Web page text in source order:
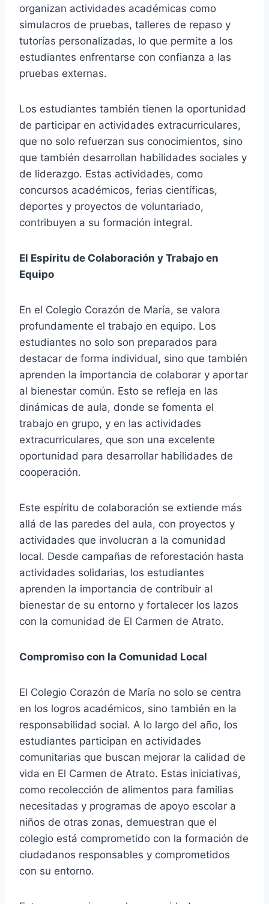
organizan actividades académicas como
simulacros de pruebas, talleres de repaso y
tutorías personalizadas, lo que permite a los
estudiantes enfrentarse con confianza a las
pruebas externas.
Los estudiantes también tienen la oportunidad
de participar en actividades extracurriculares,
que no solo refuerzan sus conocimientos, sino
que también desarrollan habilidades sociales y
de liderazgo. Estas actividades, como
concursos académicos, ferias científicas,
deportes y proyectos de voluntariado,
contribuyen a su formación integral.
El Espíritu de Colaboración y Trabajo en
Equipo
En el Colegio Corazón de María, se valora
profundamente el trabajo en equipo. Los
estudiantes no solo son preparados para
destacar de forma individual, sino que también
aprenden la importancia de colaborar y aportar
al bienestar común. Esto se refleja en las
dinámicas de aula, donde se fomenta el
trabajo en grupo, y en las actividades
extracurriculares, que son una excelente
oportunidad para desarrollar habilidades de
cooperación.
Este espíritu de colaboración se extiende más
allá de las paredes del aula, con proyectos y
actividades que involucran a la comunidad
local. Desde campañas de reforestación hasta
actividades solidarias, los estudiantes
aprenden la importancia de contribuir al
bienestar de su entorno y fortalecer los lazos
con la comunidad de El Carmen de Atrato.
Compromiso con la Comunidad Local
El Colegio Corazón de María no solo se centra
en los logros académicos, sino también en la
responsabilidad social. A lo largo del año, los
estudiantes participan en actividades
comunitarias que buscan mejorar la calidad de
vida en El Carmen de Atrato. Estas iniciativas,
como recolección de alimentos para familias
necesitadas y programas de apoyo escolar a
niños de otras zonas, demuestran que el
colegio está comprometido con la formación de
ciudadanos responsables y comprometidos
con su entorno.